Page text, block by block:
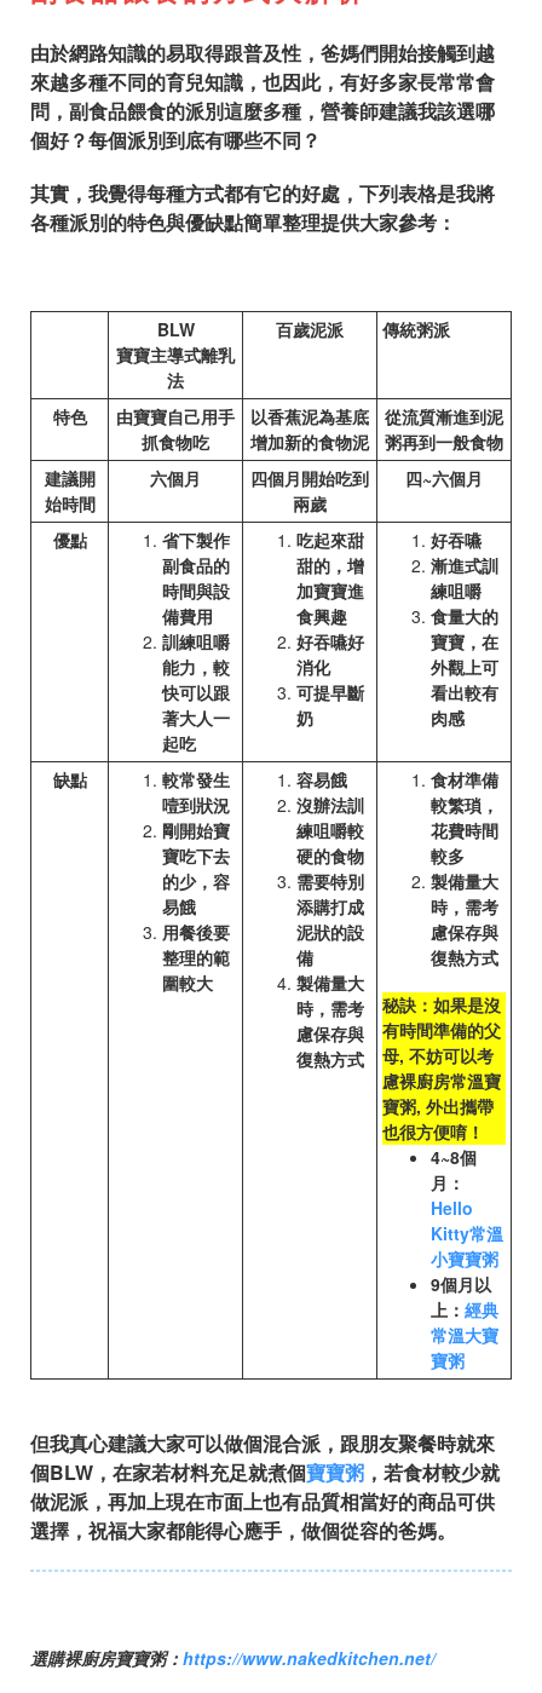
由於網路知識的易取得跟普及性，爸媽們開始接觸到越
來越多種不同的育兒知識，也因此，有好多家長常常會
問，副食品餵食的派別這麼多種，營養師建議我該選哪
個好？每個派別到底有哪些不同？
其實，我覺得每種方式都有它的好處，下列表格是我將
各種派別的特色與優缺點簡單整理提供大家參考：
BLW
寶寶主導式離乳
法
百歲泥派 傳統粥派
特色
由寶寶自己用手
抓食物吃
以香蕉泥為基底
增加新的食物泥
從流質漸進到泥
粥再到一般食物
建議開
始時間
六個月
四個月開始吃到
兩歲
四~六個月
優點
省下製作
副食品的
時間與設
備費用
訓練咀嚼
能力，較
快可以跟
著大人一
起吃
吃起來甜
甜的，增
加寶寶進
食興趣
好吞嚥好
消化
可提早斷
奶
好吞嚥
漸進式訓
練咀嚼
食量大的
寶寶，在
外觀上可
看出較有
肉感
缺點
較常發生
噎到狀況
剛開始寶
寶吃下去
的少，容
易餓
用餐後要
整理的範
圍較大
容易餓
沒辦法訓
練咀嚼較
硬的食物
需要特別
添購打成
泥狀的設
備
製備量大
時，需考
慮保存與
復熱方式
食材準備
較繁瑣，
花費時間
較多
製備量大
時，需考
慮保存與
復熱方式
秘訣：如果是沒
有時間準備的父
母, 不妨可以考
慮裸廚房常溫寶
寶粥, 外出攜帶
也很方便唷！
4~8個
月：
Hello
Kitty常溫
小寶寶粥
9個月以
上： 經典
常溫大寶
寶粥
但我真心建議大家可以做個混合派，跟朋友聚餐時就來
個BLW，在家若材料充足就煮個寶寶粥 ，若食材較少就
做泥派，再加上現在市面上也有品質相當好的商品可供
選擇，祝福大家都能得心應手，做個從容的爸媽。
選購裸廚房寶寶粥： https://www.nakedkitchen.net/